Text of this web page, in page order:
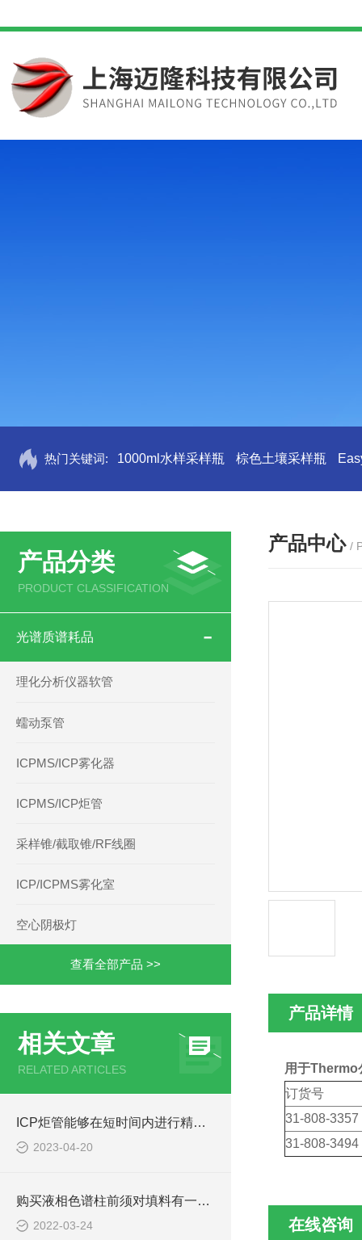
热门关键词: 1000ml水样采样瓶 棕色土壤采样瓶
产品分类
PRODUCT CLASSIFICATION
光谱质谱耗品
理化分析仪器软管
蠕动泵管
ICPMS/ICP雾化器
ICPMS/ICP炬管
采样锥/截取锥/RF线圈
ICP/ICPMS雾化室
空心阴极灯
查看全部产品 >>
相关文章
RELATED ARTICLES
ICP炬管能够在短时间内进行精确的分析
2023-04-20
购买液相色谱柱前须对填料有一个简单的认识和了解
2022-03-24
产品中心 /
产品详情
用于Thermo
订货号
31-808-3357
31-808-3494
在线咨询